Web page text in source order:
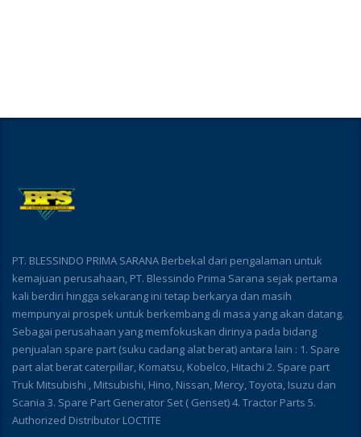
PT. BLESSINDO PRIMA SARANA Berbekal dari pengalaman untuk
kemajuan perusahaan, PT. Blessindo Prima Sarana sejak pertama
kali berdiri hingga sekarang ini tetap berkarya dan masih
mempunyai prospek untuk berkembang di masa yang akan datang.
Sebagai perusahaan yang memfokuskan dirinya pada bidang
penjualan spare part (suku cadang alat berat) antara lain : 1. Spare
part alat berat caterpillar, Komatsu, Kobelco, Hitachi 2. Spare part
Truk Mitsubishi , Mitsubishi, Hino, Nissan, Mercy, Toyota, Isuzu dan
Scania 3. Spare Part Generator Set ( Genset) 4. Tractor Parts 5.
Authorized Distributor LOCTITE